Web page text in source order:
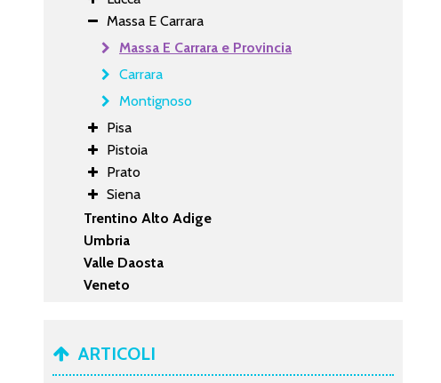
Massa E Carrara
Massa E Carrara e Provincia
Carrara
Montignoso
Pisa
Pistoia
Prato
Siena
Trentino Alto Adige
Umbria
Valle Daosta
Veneto
ARTICOLI